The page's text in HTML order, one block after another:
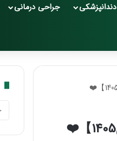
دندانپزشکی جراحی درمانی